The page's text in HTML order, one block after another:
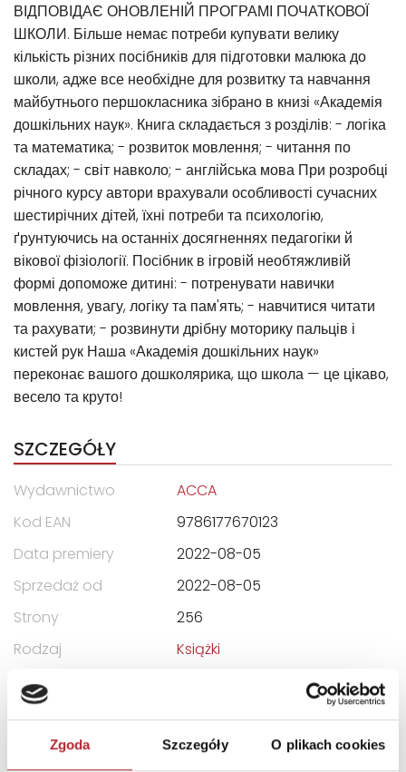
Zgoda Szczegóły O plikach cookies
ВІДПОВІДАЄ ОНОВЛЕНІЙ ПРОГРАМІ ПОЧАТКОВОЇ
ШКОЛИ. Більше немає потреби купувати велику
кількість різних посібників для підготовки малюка до
школи, адже все необхідне для розвитку та навчання
майбутнього першокласника зібрано в книзі «Академія
дошкільних наук». Книга складається з розділів: - логіка
та математика; - розвиток мовлення; - читання по
складах; - світ навколо; - англійська мова При розробці
річного курсу автори врахували особливості сучасних
шестирічних дітей, їхні потреби та психологію,
ґрунтуючись на останніх досягненнях педагогіки й
вікової фізіології. Посібник в ігровій необтяжливій
формі допоможе дитині: - потренувати навички
мовлення, увагу, логіку та пам'ять; - навчитися читати
та рахувати; - розвинути дрібну моторику пальців і
кистей рук Наша «Академія дошкільних наук»
переконає вашого дошколярика, що школа — це цікаво,
весело та круто!
SZCZEGÓŁY
Wydawnictwo
ACCA
Kod EAN
9786177670123
Data premiery
2022-08-05
Sprzedaż od
2022-08-05
Strony
256
Rodzaj
Książki
Okładka